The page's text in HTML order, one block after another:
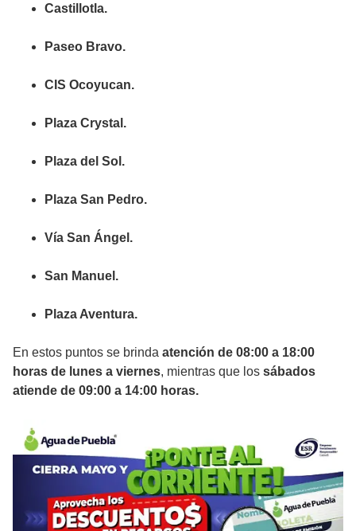
Castillotla.
Paseo Bravo.
CIS Ocoyucan.
Plaza Crystal.
Plaza del Sol.
Plaza San Pedro.
Vía San Ángel.
San Manuel.
Plaza Aventura.
En estos puntos se brinda atención de 08:00 a 18:00
horas de lunes a viernes, mientras que los sábados
atiende de 09:00 a 14:00 horas.